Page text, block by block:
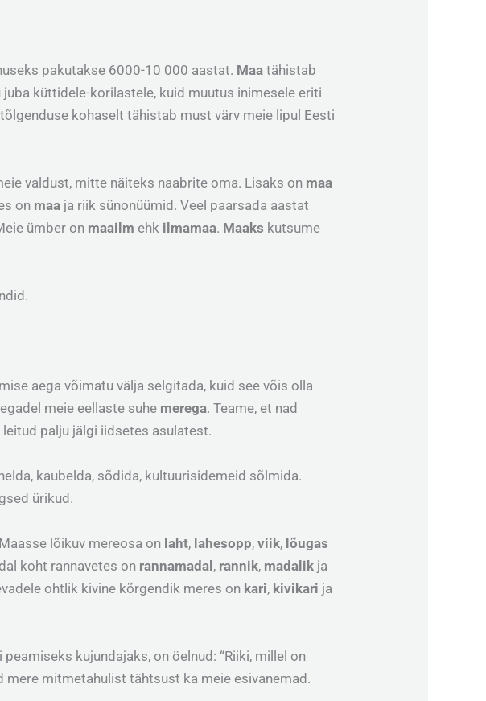
pakutakse 6000-10 000 aastat. Maatähistab
juba küttidele-korilastele, kuid muutus inimesele eriti
kohaselt tähistab must värv meie lipul Eesti
valdust, mitte näiteks naabrite oma. Lisaks on maa
on maa ja riik sünonüümid. Veel paarsada aastat
ümber on maailmehk ilmamaa. Maaks kutsume
aega võimatu välja selgitada, kuid see võis olla
meie eellaste suhe merega. Teame, et nad
palju jälgi iidsetes asulatest.
kaubelda, sõdida, kultuurisidemeid sõlmida.
ürikud.
lõikuv mereosa on laht, lahesopp,viik, lõugas
koht rannavetes on rannamadal, rannik, madalik ja
ohtlik kivine kõrgendik meres on kari, kivikari ja
kujundajaks, on öelnud: “Riiki, millel on
mere mitmetahulist tähtsust ka meie esivanemad.